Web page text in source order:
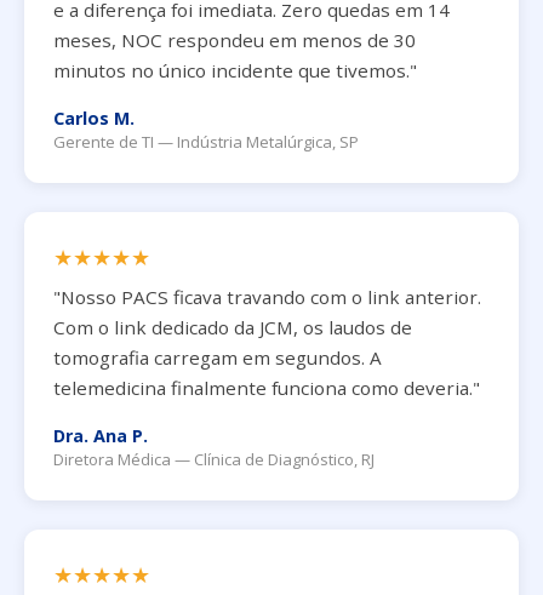
e a diferença foi imediata. Zero quedas em 14
meses, NOC respondeu em menos de 30
minutos no único incidente que tivemos."
Carlos M.
Gerente de TI — Indústria Metalúrgica, SP
★★★★★
"Nosso PACS ficava travando com o link anterior.
Com o link dedicado da JCM, os laudos de
tomografia carregam em segundos. A
telemedicina finalmente funciona como deveria."
Dra. Ana P.
Diretora Médica — Clínica de Diagnóstico, RJ
★★★★★